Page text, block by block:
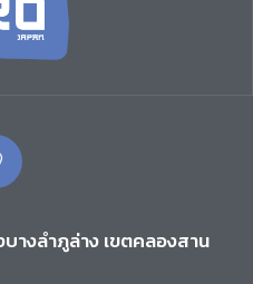
างลำภูล่าง เขตคลองสาน